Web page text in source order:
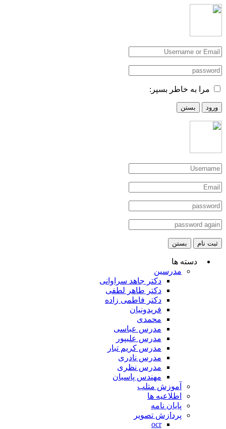
مرا به خاطر بسپر:
ورود بستن
ثبت نام بستن
دسته ها
مدرسین
دکتر جاهد سراوانی
دکتر طاهر لطفی
دکتر فاطمی زاده
فریدونیان
محمدی
مدرس عباسی
مدرس علیپور
مدرس کریم تبار
مدرس نادری
مدرس نظری
مهندس پاسبان
آموزش متلب
اطلاعیه ها
پایان نامه
پردازش تصویر
ocr